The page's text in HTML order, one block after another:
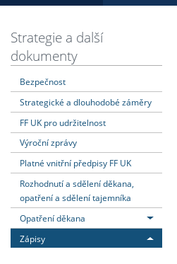
Dozvědět se více
Podat přihlášku
Dozvědět se více
Dozvědět se více
Dozvědět se více
Strategie a další
dokumenty
Bezpečnost
Strategické a dlouhodobé záměry
FF UK pro udržitelnost
Výroční zprávy
Platné vnitřní předpisy FF UK
Rozhodnutí a sdělení děkana,
opatření a sdělení tajemníka
Opatření děkana
Zápisy